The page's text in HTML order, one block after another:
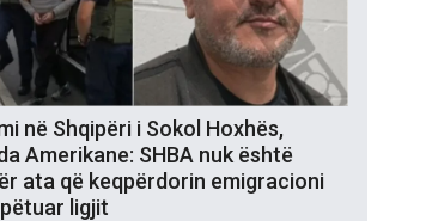
në Shqipëri i Sokol Hoxhës,
Amerikane: SHBA nuk është
ata që keqpërdorin emigracioni
ligjit